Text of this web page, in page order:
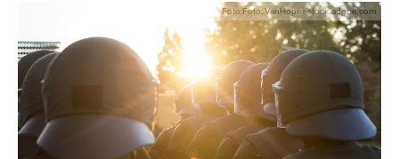
Foto:Foto: VanHope - stock.adobe.com